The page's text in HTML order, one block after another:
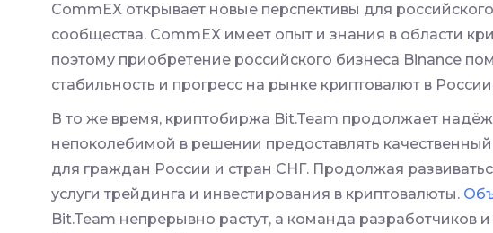
CommEX открывает новые перспективы для
сообщества. CommEX имеет опыт и знания в области
поэтому приобретение российского бизнеса Binance
стабильность и прогресс на рынке криптовалют в
В то же время, криптобиржа Bit.Team продолжает
непоколебимой в решении предоставлять
для граждан России и стран СНГ. Продолжая
услуги трейдинга и инвестирования в криптовалюты.
Bit.Team непрерывно растут, а команда разработчиков